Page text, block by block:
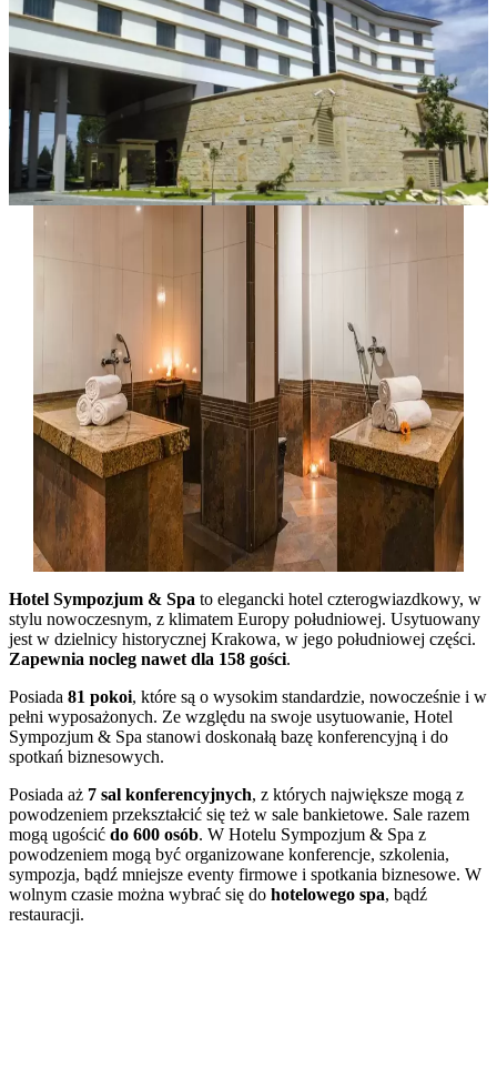
Hotel Sympozjum & Spa to elegancki hotel czterogwiazdkowy, w
stylu nowoczesnym, z klimatem Europy południowej. Usytuowany
jest w dzielnicy historycznej Krakowa, w jego południowej części.
Zapewnia nocleg nawet dla 158 gości.
Posiada 81 pokoi, które są o wysokim standardzie, nowocześnie i w
pełni wyposażonych. Ze względu na swoje usytuowanie, Hotel
Sympozjum & Spa stanowi doskonałą bazę konferencyjną i do
spotkań biznesowych.
Posiada aż 7 sal konferencyjnych, z których największe mogą z
powodzeniem przekształcić się też w sale bankietowe. Sale razem
mogą ugościć do 600 osób. W Hotelu Sympozjum & Spa z
powodzeniem mogą być organizowane konferencje, szkolenia,
sympozja, bądź mniejsze eventy firmowe i spotkania biznesowe. W
wolnym czasie można wybrać się do hotelowego spa, bądź
restauracji.